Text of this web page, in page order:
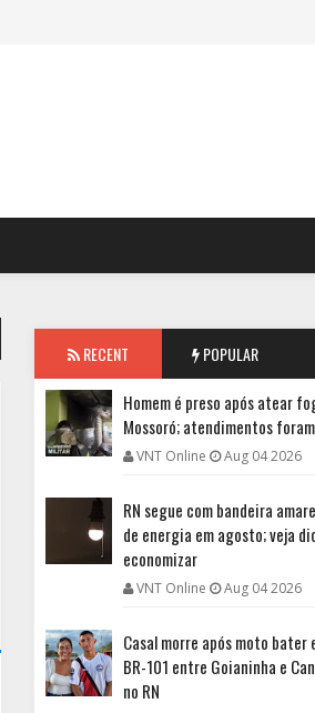
RECENT POPULAR
Homem é preso após atear
Mossoró; atendimentos
VNT Online Aug 04 2026
RN segue com bandeira
de energia em agosto; veja
economizar
VNT Online Aug 04 2026
Casal morre após moto bater
BR-101 entre Goianinha e
no RN